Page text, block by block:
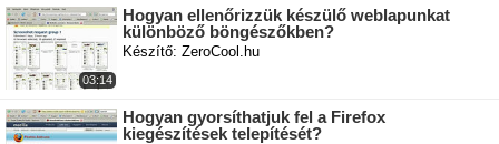
03:14
Hogyan ellenőrizzük készülő weblapunkat
különböző böngészőkben?
Készítő: ZeroCool.hu
Hogyan gyorsíthatjuk fel a Firefox
kiegészítések telepítését?